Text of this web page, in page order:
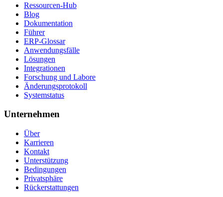
Ressourcen-Hub
Blog
Dokumentation
Führer
ERP-Glossar
Anwendungsfälle
Lösungen
Integrationen
Forschung und Labore
Änderungsprotokoll
Systemstatus
Unternehmen
Über
Karrieren
Kontakt
Unterstützung
Bedingungen
Privatsphäre
Rückerstattungen